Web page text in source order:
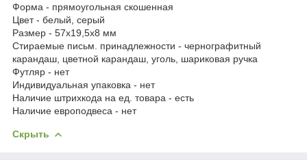
Форма - прямоугольная скошенная
Цвет - белый, серый
Размер - 57х19,5х8 мм
Стираемые письм. принадлежности - чернографитный
карандаш, цветной карандаш, уголь, шариковая ручка
Футляр - нет
Индивидуальная упаковка - нет
Наличие штрихкода на ед. товара - есть
Наличие европодвеса - нет
Скрыть